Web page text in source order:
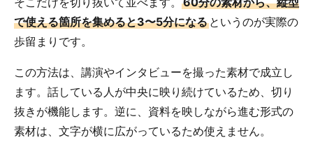
で使える箇所を集めると3〜5分になる というのが実際の
歩留まりです。
この方法は、講演やインタビューを撮った素材で成立し
ます。話している人が中央に映り続けているため、切り
抜きが機能します。逆に、資料を映しながら進む形式の
素材は、文字が横に広がっているため使えません。